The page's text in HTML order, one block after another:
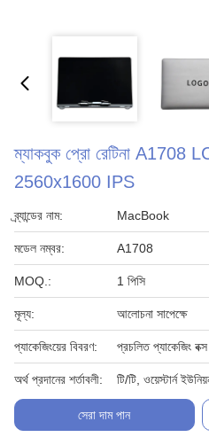
ম্যাকবুক প্রো রেটিনা A1708
2560x1600 IPS
ব্র্যান্ডের নাম: MacBook
মডেল নম্বর: A1708
MOQ.: 1 পিসি
মূল্য: আলোচনা সাপেক্ষে
প্যাকেজিংয়ের বিবরণ: প্রচলিত প্যাকেজিং বক্স
অর্থ প্রদানের শর্তাবলী: টি/টি, ওয়েস্টার্ন
সেরা দাম পান